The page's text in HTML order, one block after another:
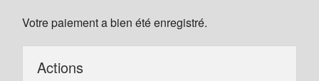
Votre paiement a bien été enregistré.
Actions